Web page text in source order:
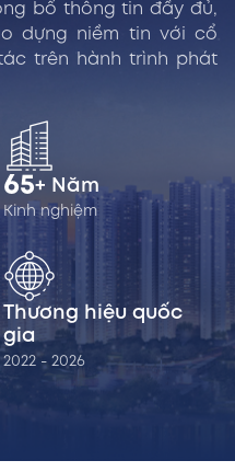
bố thông tin đầy đủ,
dựng niềm tin với cổ
trên hành trình phát
65+ Năm
Kinh nghiệm
Thương hiệu quốc
gia
2022 - 2026